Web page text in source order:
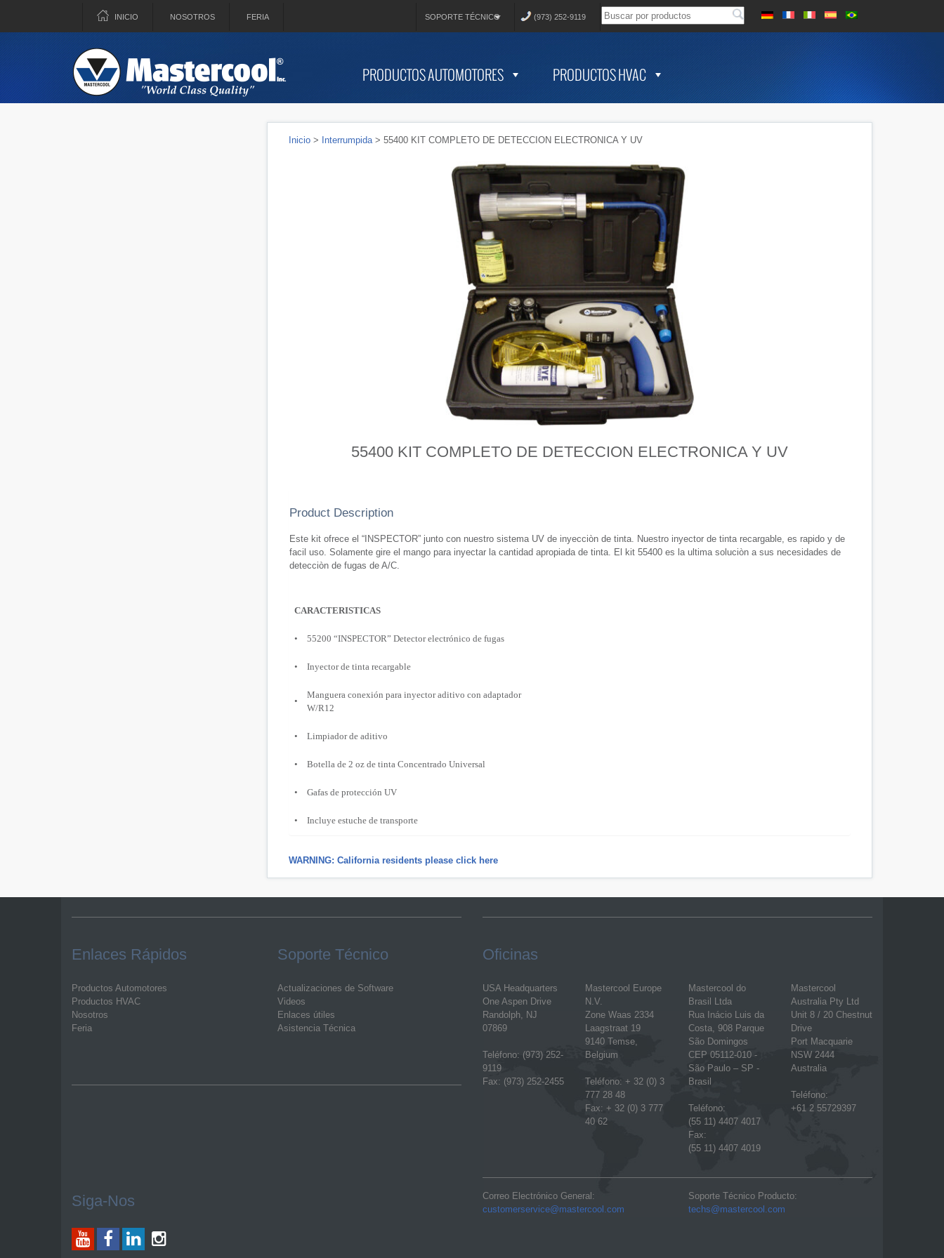
INICIO NOSOTROS FERIA SOPORTE TÉCNICO (973) 252-9119
PRODUCTOS AUTOMOTORES PRODUCTOS HVAC
Inicio> Interrumpida> 55400 KIT COMPLETO DE DETECCION ELECTRONICA Y UV
55400 KIT COMPLETO DE DETECCION ELECTRONICA Y UV
Product Description
Este kit ofrece el “INSPECTOR” junto con nuestro sistema UV de inyecciòn de tinta. Nuestro inyector de tinta recargable, es rapido y de
facil uso. Solamente gire el mango para inyectar la cantidad apropiada de tinta. El kit 55400 es la ultima soluciòn a sus necesidades de
detecciòn de fugas de A/C.
CARACTERISTICAS
• 55200 “INSPECTOR” Detector electrónico de fugas
• Inyector de tinta recargable
•
Manguera conexión para inyector aditivo con adaptador
W/R12
• Limpiador de aditivo
• Botella de 2 oz de tinta Concentrado Universal
• Gafas de protección UV
• Incluye estuche de transporte
WARNING: California residents please click here
Enlaces Rápidos
Productos Automotores
Productos HVAC
Nosotros
Feria
Soporte Técnico
Actualizaciones de Software
Videos
Enlaces útiles
Asistencia Técnica
Oficinas
USA Headquarters
One Aspen Drive
Randolph, NJ
07869
Teléfono: (973) 252-
9119
Fax: (973) 252-2455
Mastercool Europe
N.V.
Zone Waas 2334
Laagstraat 19
9140 Temse,
Belgium
Teléfono: + 32 (0) 3
777 28 48
Fax: + 32 (0) 3 777
40 62
Mastercool do
Brasil Ltda
Rua Inácio Luis da
Costa, 908 Parque
São Domingos
CEP 05112-010 -
São Paulo – SP -
Brasil
Teléfono:
(55 11) 4407 4017
Fax:
(55 11) 4407 4019
Mastercool
Australia Pty Ltd
Unit 8 / 20 Chestnut
Drive
Port Macquarie
NSW 2444
Australia
Teléfono:
+61 2 55729397
Siga-Nos
Correo Electrónico General:
customerservice@mastercool.com
Soporte Técnico Producto:
techs@mastercool.com